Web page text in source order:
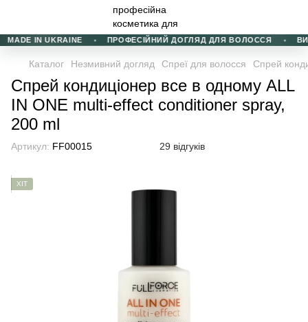
IN UKRAINE ПРОФЕСІЙНИЙ ДОГЛЯД ДЛЯ ВОЛОССЯ
Каталог Незмивний догляд Спреї для волосся Спрей
Спрей кондиціонер все в одному ALL
IN ONE multi-effect conditioner spray,
200 ml
Артикул: FF00015 29 відгуків
ХІТ